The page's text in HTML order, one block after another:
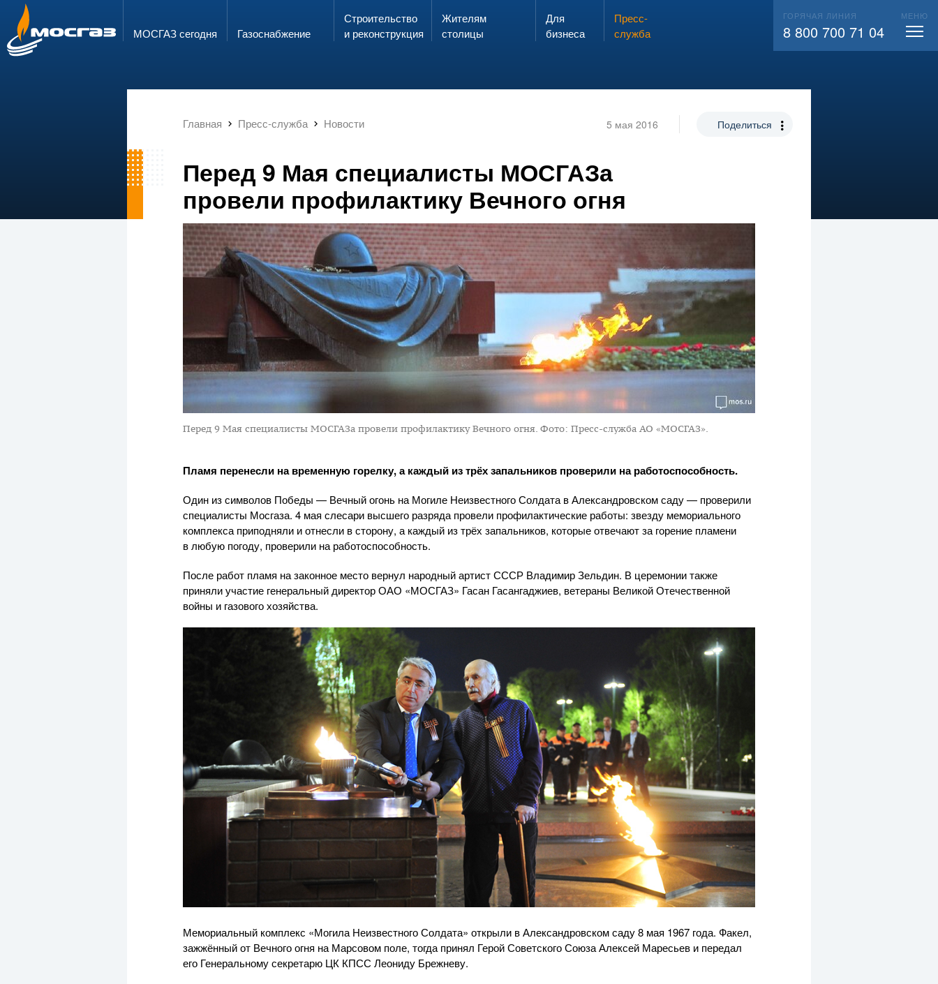
Запах газа?
ЗВОНИ 104 ВЫЗВАТЬ СЛЕСАРЯ
ГОРЯЧАЯ ЛИНИЯ
8 800 700 71 04 info@mos-gaz.ru
МОСГАЗ сегодня Газо­снабжение
Строительство
и реконструкция
Жителям
столицы
Для
бизнеса
Пресс-
служба
ГОРЯЧАЯ ЛИНИЯ
8 800 700 71 04
МЕНЮ
Главная Пресс-служба Новости 5 мая 2016 Поделиться
Перед 9 Мая специалисты МОСГАЗа
провели профилактику Вечного огня
Перед 9 Мая специалисты МОСГАЗа провели профилактику Вечного огня. Фото: Пресс-служба АО «МОСГАЗ».
Пламя перенесли на временную горелку, а каждый из трёх запальников проверили на работоспособность.
Один из символов Победы — Вечный огонь на Могиле Неизвестного Солдата в Александровском саду — проверили
специалисты Мосгаза. 4 мая слесари высшего разряда провели профилактические работы: звезду мемориального
комплекса приподняли и отнесли в сторону, а каждый из трёх запальников, которые отвечают за горение пламени
в любую погоду, проверили на работоспособность.
После работ пламя на законное место вернул народный артист СССР Владимир Зельдин. В церемонии также
приняли участие генеральный директорОАО «МОСГАЗ» Гасан Гасангаджиев, ветераны Великой Отечественной
войны и газового хозяйства.
Мемориальный комплекс «Могила Неизвестного Солдата» открыли в Александровском саду 8 мая 1967 года. Факел,
зажжённый от Вечного огня на Марсовом поле, тогда принял Герой Советского Союза Алексей Маресьев и передал
его Генеральному секретарю ЦК КПСС Леониду Брежневу.